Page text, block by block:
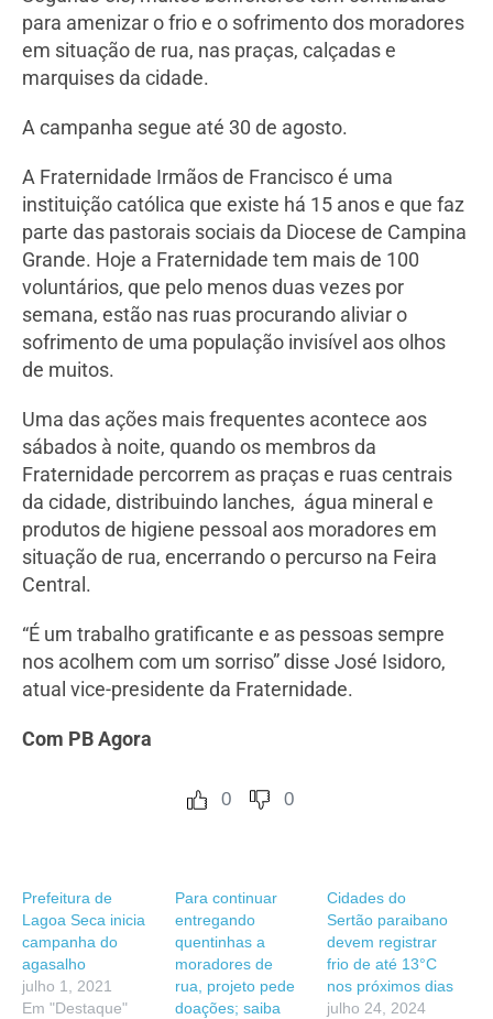
para amenizar o frio e o sofrimento dos moradores
em situação de rua, nas praças, calçadas e
marquises da cidade.
A campanha segue até 30 de agosto.
A Fraternidade Irmãos de Francisco é uma
instituição católica que existe há 15 anos e que faz
parte das pastorais sociais da Diocese de Campina
Grande. Hoje a Fraternidade tem mais de 100
voluntários, que pelo menos duas vezes por
semana, estão nas ruas procurando aliviar o
sofrimento de uma população invisível aos olhos
de muitos.
Uma das ações mais frequentes acontece aos
sábados à noite, quando os membros da
Fraternidade percorrem as praças e ruas centrais
da cidade, distribuindo lanches, água mineral e
produtos de higiene pessoal aos moradores em
situação de rua, encerrando o percurso na Feira
Central.
“É um trabalho gratificante e as pessoas sempre
nos acolhem com um sorriso” disse José Isidoro,
atual vice-presidente da Fraternidade.
Com PB Agora
0 0
Prefeitura de
Lagoa Seca inicia
campanha do
agasalho
julho 1, 2021
Em "Destaque"
Para continuar
entregando
quentinhas a
moradores de
rua, projeto pede
doações; saiba
Cidades do
Sertão paraibano
devem registrar
frio de até 13°C
nos próximos dias
julho 24, 2024